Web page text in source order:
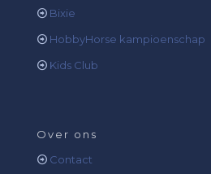
Bixie
HobbyHorse kampioenschap
Kids Club
Over ons
Contact